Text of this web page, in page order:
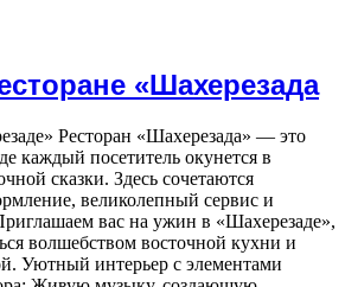
«Шахерезада
Ресторан «Шахерезада» — это
каждый посетитель окунется в
сказки. Здесь сочетаются
великолепный сервис и
вас на ужин в «Шахерезаде»,
волшебством восточной кухни и
Уютный интерьер с элементами